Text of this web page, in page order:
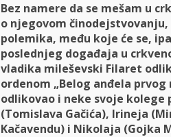
Bez namere da se mešam u
o njegovom
polemika, među koje će se,
poslednjeg događaja u
vladika mileševski Filaret
ordenom „Belog anđela
odlikovao i neke svoje kolege
(Tomislava Gačića), Irineja
Kačavendu) i Nikolaja (Gojka